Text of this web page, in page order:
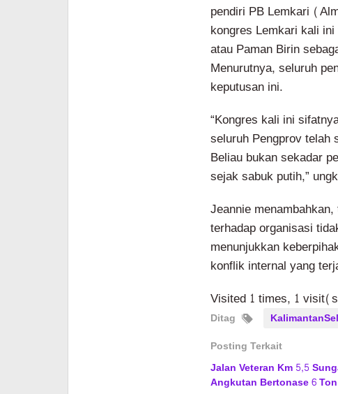
pendiri PB Lemkari
kongres Lemkari kali
atau Paman Birin
Menurutnya, seluruh
keputusan ini.
“Kongres kali ini
seluruh Pengprov telah
Beliau bukan sekadar
sejak sabuk putih,”
Jeannie
terhadap organisasi
menunjukkan
konflik internal yang
Visited 1 times, 1
Ditag
Posting Terkait
Jalan Veteran Km 5,5
Angkutan Bertonase 6